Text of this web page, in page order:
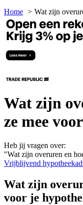
Home
Wat zijn
Wat zijn
ze mee
Heb jij vragen over:
"Wat zijn overuren en
Vrijblijvend
Wat zijn
voor je